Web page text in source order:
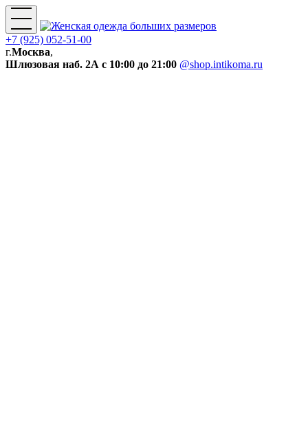
+7 (925) 052-51-00
г.Москва,
Шлюзовая наб. 2А с 10:00 до 21:00 @shop.intikoma.ru